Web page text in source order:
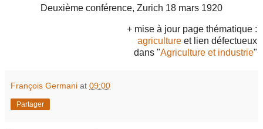
Deuxième conférence, Zurich 18 mars 1920
+ mise à jour page thématique :
agriculture et lien défectueux
dans "Agriculture et industrie"
François Germani at 09:00
Partager